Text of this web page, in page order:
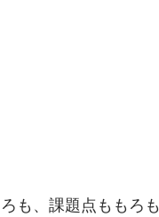
も、課題点ももろ